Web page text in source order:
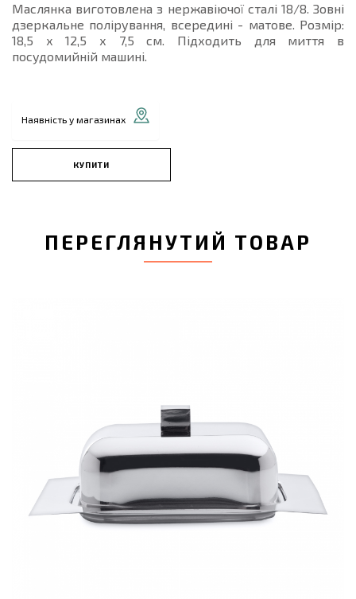
Маслянка виготовлена з нержавіючої сталі 18/8. Зовні
дзеркальне полірування, всередині - матове. Розмір:
18,5 х 12,5 х 7,5 см. Підходить для миття в
посудомийній машині.
Наявність у магазинах
КУПИТИ
ПЕРЕГЛЯНУТИЙ ТОВАР